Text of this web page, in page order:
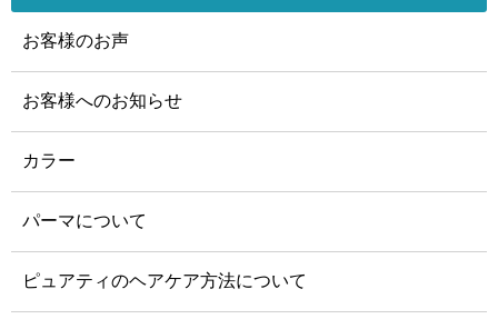
お客様のお声
お客様へのお知らせ
カラー
パーマについて
ピュアティのヘアケア方法について